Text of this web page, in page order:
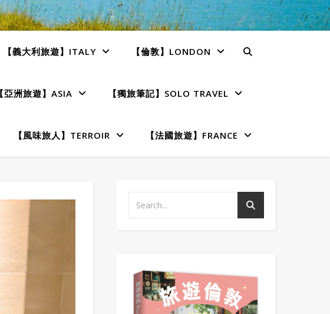
【義大利旅遊】ITALY 【倫敦】LONDON
【亞洲旅遊】ASIA 【獨旅筆記】SOLO TRAVEL
【風味旅人】TERROIR 【法國旅遊】FRANCE